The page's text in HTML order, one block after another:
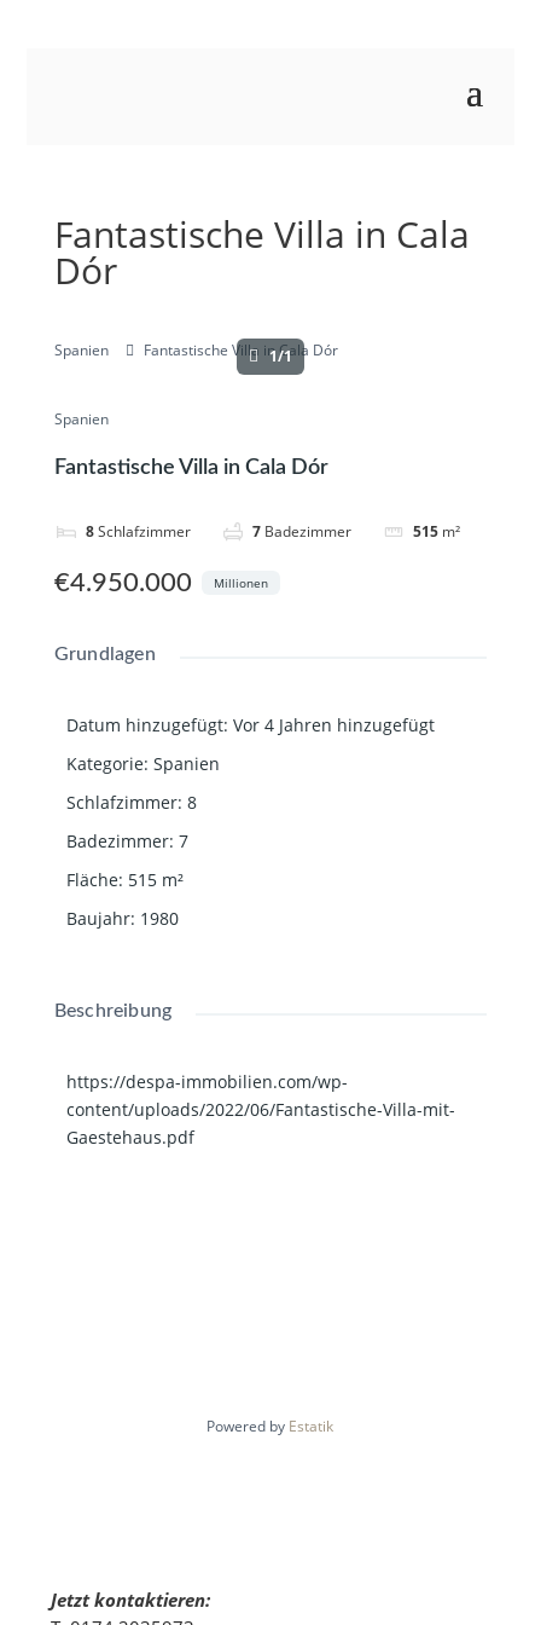
Fantastische Villa in Cala
Dór
Spanien Fantastische Villa in Cala Dór
1/1
Spanien
Fantastische Villa in Cala Dór
8Schlafzimmer 7 Badezimmer 515 m²
€4.950.000 Millionen
Grundlagen
Datum hinzugefügt: Vor 4 Jahren hinzugefügt
Kategorie: Spanien
Schlafzimmer: 8
Badezimmer: 7
Fläche: 515 m²
Baujahr: 1980
Beschreibung
https://despa-immobilien.com/wp-
content/uploads/2022/06/Fantastische-Villa-mit-
Gaestehaus.pdf
Powered by Estatik
Jetzt kontaktieren: